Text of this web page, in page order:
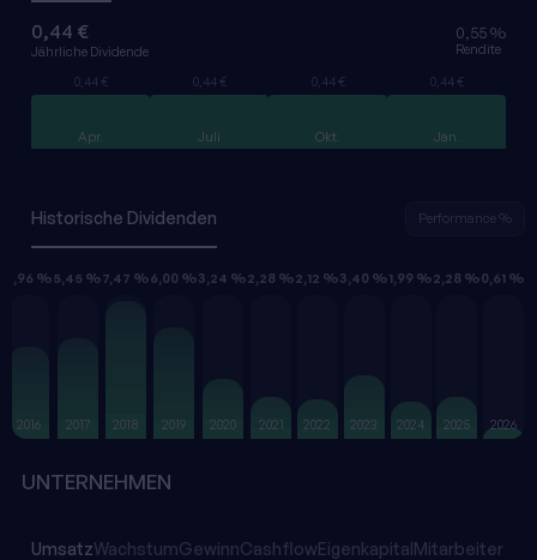
0,44 €
Jährliche Dividende
0,55 %
Rendite
0,44 €
Apr.
0,44 €
Juli
0,44 €
Okt.
0,44 €
Jan.
Historische Dividenden Performance %
4,96 %
2016
5,45 %
2017
7,47 %
2018
6,00 %
2019
3,24 %
2020
2,28 %
2021
2,12 %
2022
3,40 %
2023
1,99 %
2024
2,28 %
2025
0,61 %
2026
UNTERNEHMEN
UmsatzWachstumGewinnCashflowEigenkapitalMitarbeiter